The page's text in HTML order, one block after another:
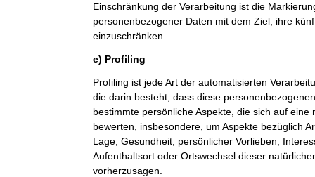
Einschränkung der Verarbeitung ist die
personenbezogener Daten mit dem Ziel, ihre
einzuschränken.
e) Profiling
Profiling ist jede Art der automatisierten
die darin besteht, dass diese
bestimmte persönliche Aspekte, die sich auf
bewerten, insbesondere, um Aspekte bezüglich
Lage, Gesundheit, persönlicher Vorlieben,
Aufenthaltsort oder Ortswechsel dieser
vorherzusagen.